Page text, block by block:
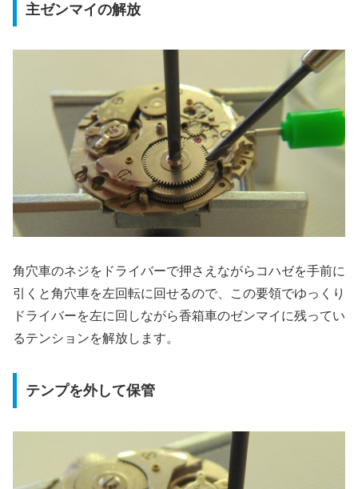
主ゼンマイの解放
角穴車のネジをドライバーで押さえながらコハゼを手前に
引くと角穴車を左回転に回せるので、この要領でゆっくり
ドライバーを左に回しながら香箱車のゼンマイに残ってい
るテンションを解放します。
テンプを外して保管